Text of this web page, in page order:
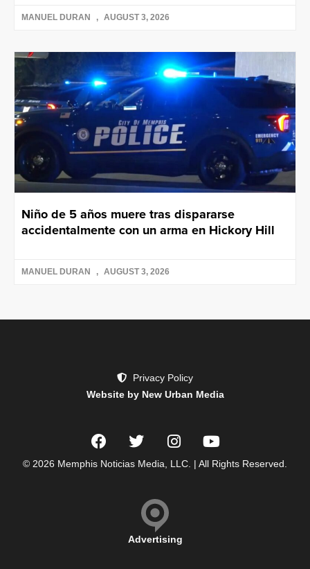
MANUEL DURAN AUGUST 3, 2026
Niño de 5 años muere tras dispararse
accidentalmente con un arma en Hickory Hill
MANUEL DURAN AUGUST 3, 2026
Privacy Policy
Website by New Urban Media
© 2026 Memphis Noticias Media, LLC. | All Rights Reserved.
Advertising